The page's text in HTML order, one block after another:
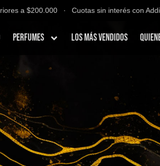
a $200.000 ∙ Cuotas sin interés con Addi,
Perfumes Los Más Vendidos